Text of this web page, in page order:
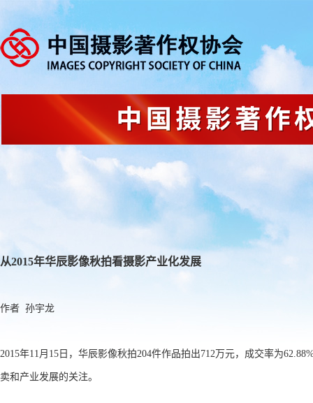
从2015年华辰影像秋拍看摄影产业化发展
作者 孙宇龙
2015年11月15日，华辰影像秋拍204件作品拍出712万元，成交率为
卖和产业发展的关注。